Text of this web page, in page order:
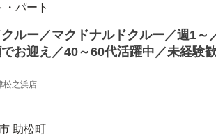
・パート
ルー／マクドナルドクルー／週1～
お迎え／40～60代活躍中／未経験
松之浜店
助松町